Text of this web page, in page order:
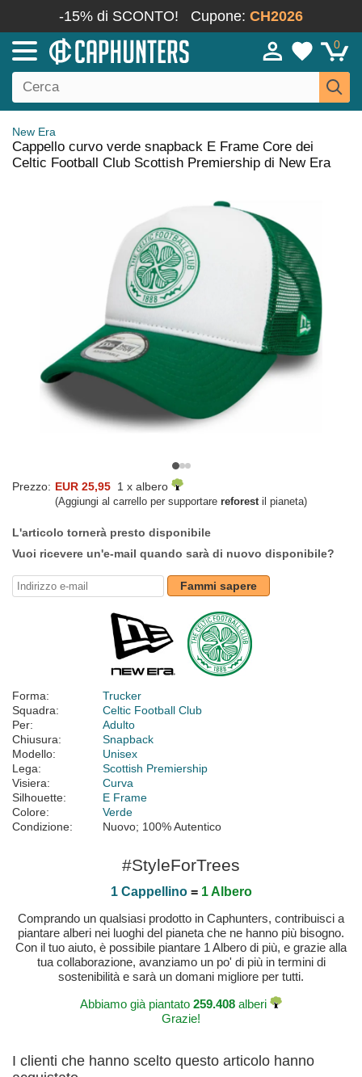
-15% di SCONTO! Cupone: CH2026
0
New Era
Cappello curvo verde snapback E Frame Core dei
Celtic Football Club Scottish Premiership di New Era
Prezzo: EUR 25,95 1 x albero
(Aggiungi al carrello per supportare reforestil pianeta)
L'articolo tornerà presto disponibile
Vuoi ricevere un'e-mail quando sarà di nuovo disponibile?
Fammi sapere
Forma:
Trucker
Squadra:
Celtic Football Club
Per:
Adulto
Chiusura:
Snapback
Modello:
Unisex
Lega:
Scottish Premiership
Visiera:
Curva
Silhouette:
E Frame
Colore:
Verde
Condizione:
Nuovo; 100% Autentico
#StyleForTrees
1 Cappellino= 1 Albero
Comprando un qualsiasi prodotto in Caphunters, contribuisci a
piantare alberi nei luoghi del pianeta che ne hanno più bisogno.
Con il tuo aiuto, è possibile piantare 1 Albero di più, e grazie alla
tua collaborazione, avanziamo un po' di più in termini di
sostenibilità e sarà un domani migliore per tutti.
Abbiamo già piantato 259.408 alberi
Grazie!
I clienti che hanno scelto questo articolo hanno